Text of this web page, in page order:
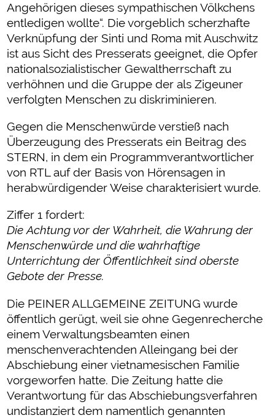
Angehörigen dieses sympathischen Völkchens
entledigen wollte“. Die vorgeblich scherzhafte
Verknüpfung der Sinti und Roma mit Auschwitz
ist aus Sicht des Presserats geeignet, die Opfer
nationalsozialistischer Gewaltherrschaft zu
verhöhnen und die Gruppe der als Zigeuner
verfolgten Menschen zu diskriminieren.
Gegen die Menschenwürde verstieß nach
Überzeugung des Presserats ein Beitrag des
STERN, in dem ein Programmverantwortlicher
von RTL auf der Basis von Hörensagen in
herabwürdigender Weise charakterisiert wurde.
Ziffer 1 fordert:
Die Achtung vor der Wahrheit, die Wahrung der
Menschenwürde und die wahrhaftige
Unterrichtung der Öffentlichkeit sind oberste
Gebote der Presse.
Die PEINER ALLGEMEINE ZEITUNG wurde
öffentlich gerügt, weil sie ohne Gegenrecherche
einem Verwaltungsbeamten einen
menschenverachtenden Alleingang bei der
Abschiebung einer vietnamesischen Familie
vorgeworfen hatte. Die Zeitung hatte die
Verantwortung für das Abschiebungsverfahren
undistanziert dem namentlich genannten